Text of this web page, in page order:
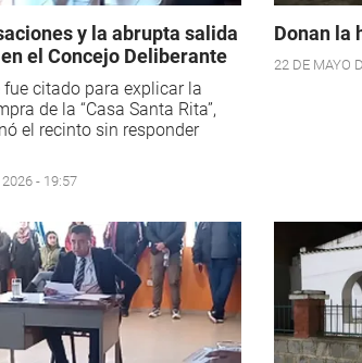
y la abrupta salida
el Concejo Deliberante
fue citado para explicar la
de la “Casa Santa Rita”,
el recinto sin responder
2026 - 19:57
Donan la
22 DE MAYO